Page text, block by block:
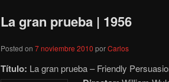
La gran prueba | 1956
Posted on7 noviembre 2010 porCarlos
Título: La gran prueba – Friendly